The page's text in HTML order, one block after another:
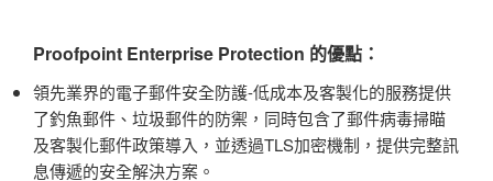
Proofpoint Enterprise Protection 的優點：
領先業界的電子郵件安全防護-低成本及客製化的服務提供
了釣魚郵件、垃圾郵件的防禦，同時包含了郵件病毒掃瞄
及客製化郵件政策導入，並透過TLS加密機制，提供完整訊
息傳遞的安全解決方案。